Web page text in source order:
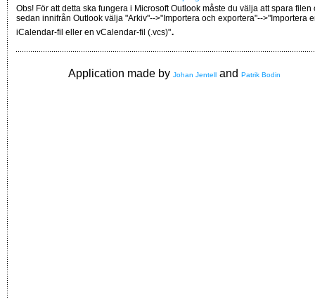
Obs! För att detta ska fungera i Microsoft Outlook måste du välja att spara filen
sedan innifrån Outlook välja "Arkiv"-->"Importera och exportera"-->"Importera
iCalendar-fil eller en vCalendar-fil (.vcs)".
Application made by Johan Jentell and Patrik Bodin